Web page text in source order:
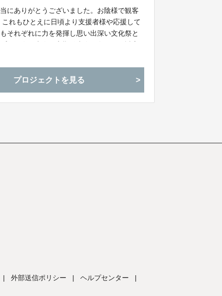
にありがとうございました。お陰様で観客
れもひとえに日頃より支援者様や応援して
それぞれに力を発揮し思い出深い文化祭と
して次の大会や定期発表会に向かって誠実
プロジェクトを見る
| 外部送信ポリシー | ヘルプセンター |